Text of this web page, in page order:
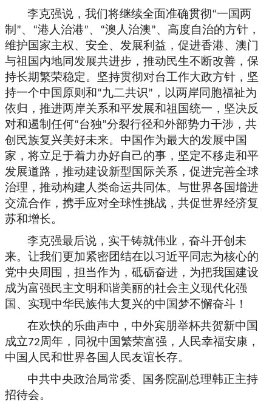
李克强说，我们将继续全面准确贯彻“一国两
制 ”、 “港人治港”、 “澳人治澳”、高度自治的方针，
维护国家主权、安全、发展利益，促进香港、澳门
与祖国内地同发展共进步，推动民生不断改善，保
持长期繁荣稳定。坚持贯彻对台工作大政方针，坚
持一个中国原则和“九二共识” ，以两岸同胞福祉为
依归，推进两岸关系和平发展和祖国统一，坚决反
对和遏制任何“台独”分裂行径和外部势力干涉，共
创民族复兴美好未来。中国作为最大的发展中国
家，将立足于着力办好自己的事，坚定不移走和平
发展道路，推动建设新型国际关系，促进完善全球
治理，推动构建人类命运共同体。与世界各国增进
交流合作，携手应对全球性挑战，共促世界经济复
苏和增长。
李克强最后说，实干铸就伟业，奋斗开创未
来。让我们更加紧密团结在以习近平同志为核心的
党中央周围，担当作为，砥砺奋进，为把我国建设
成为富强民主文明和谐美丽的社会主义现代化强
国、实现中华民族伟大复兴的中国梦不懈奋斗！
在欢快的乐曲声中，中外宾朋举杯共贺新中国
成立72周年，同祝中国繁荣富强，人民幸福安康，
中国人民和世界各国人民友谊长存。
中共中央政治局常委、国务院副总理韩正主持
招待会。